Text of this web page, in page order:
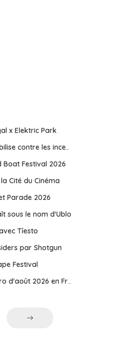
x Elektric Park
contre les incendies
Festival 2026
Cité du Cinéma
Parade 2026
sous le nom d'Ublo
Tîesto
par Shotgun
Festival
2026 en France